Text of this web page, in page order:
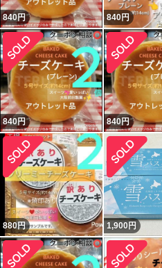
840円 840円
840円 840円
880円 1,900円